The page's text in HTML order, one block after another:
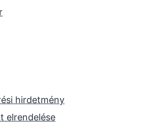
hirdetmény
elrendelése